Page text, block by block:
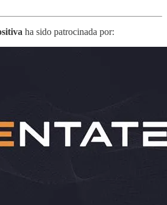
ha sido patrocinada por: